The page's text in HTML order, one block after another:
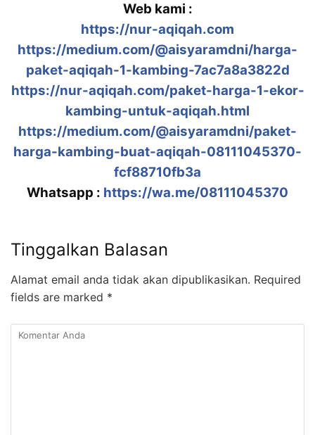
Web kami :
https://nur-aqiqah.com
https://medium.com/@aisyaramdni/harga-
paket-aqiqah-1-kambing-7ac7a8a3822d
https://nur-aqiqah.com/paket-harga-1-ekor-
kambing-untuk-aqiqah.html
https://medium.com/@aisyaramdni/paket-
harga-kambing-buat-aqiqah-08111045370-
fcf88710fb3a
Whatsapp : https://wa.me/08111045370
Tinggalkan Balasan
Alamat email anda tidak akan dipublikasikan. Required
fields are marked *